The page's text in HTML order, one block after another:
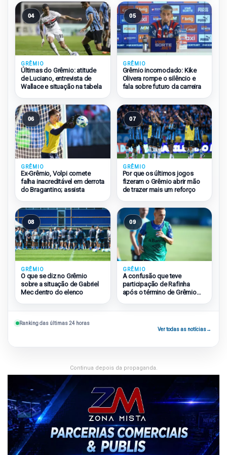
04
GRÊMIO
Últimas do Grêmio: atitude
de Luciano, entrevista de
Wallace e situação na tabela
05
GRÊMIO
Grêmio incomodado: Kike
Olivera rompe o silêncio e
fala sobre futuro da carreira
06
GRÊMIO
Ex-Grêmio, Volpi comete
falha inacreditável em derrota
do Bragantino; assista
07
GRÊMIO
Por que os últimos jogos
fizeram o Grêmio abrir mão
de trazer mais um reforço
08
GRÊMIO
O que se diz no Grêmio
sobre a situação de Gabriel
Mec dentro do elenco
09
GRÊMIO
A confusão que teve
participação de Rafinha
após o término de Grêmio
Ranking das últimas 24 horas
Ver todas as notícias→
Continua depois da propaganda.